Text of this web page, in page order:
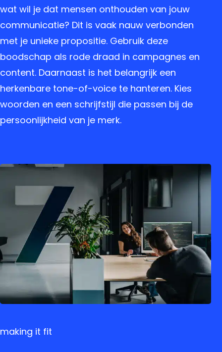
wat wil je dat mensen onthouden van jouw
communicatie? Dit is vaak nauw verbonden
met je unieke propositie. Gebruik deze
boodschap als rode draad in campagnes en
content. Daarnaast is het belangrijk een
herkenbare tone-of-voice te hanteren. Kies
woorden en een schrijfstijl die passen bij de
persoonlijkheid van je merk.
making it fit